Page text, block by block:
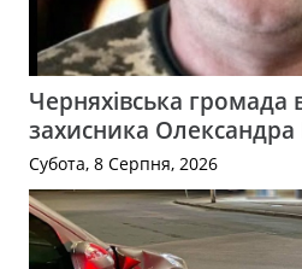
Черняхівська громада
захисника Олександра
Субота, 8 Серпня, 2026